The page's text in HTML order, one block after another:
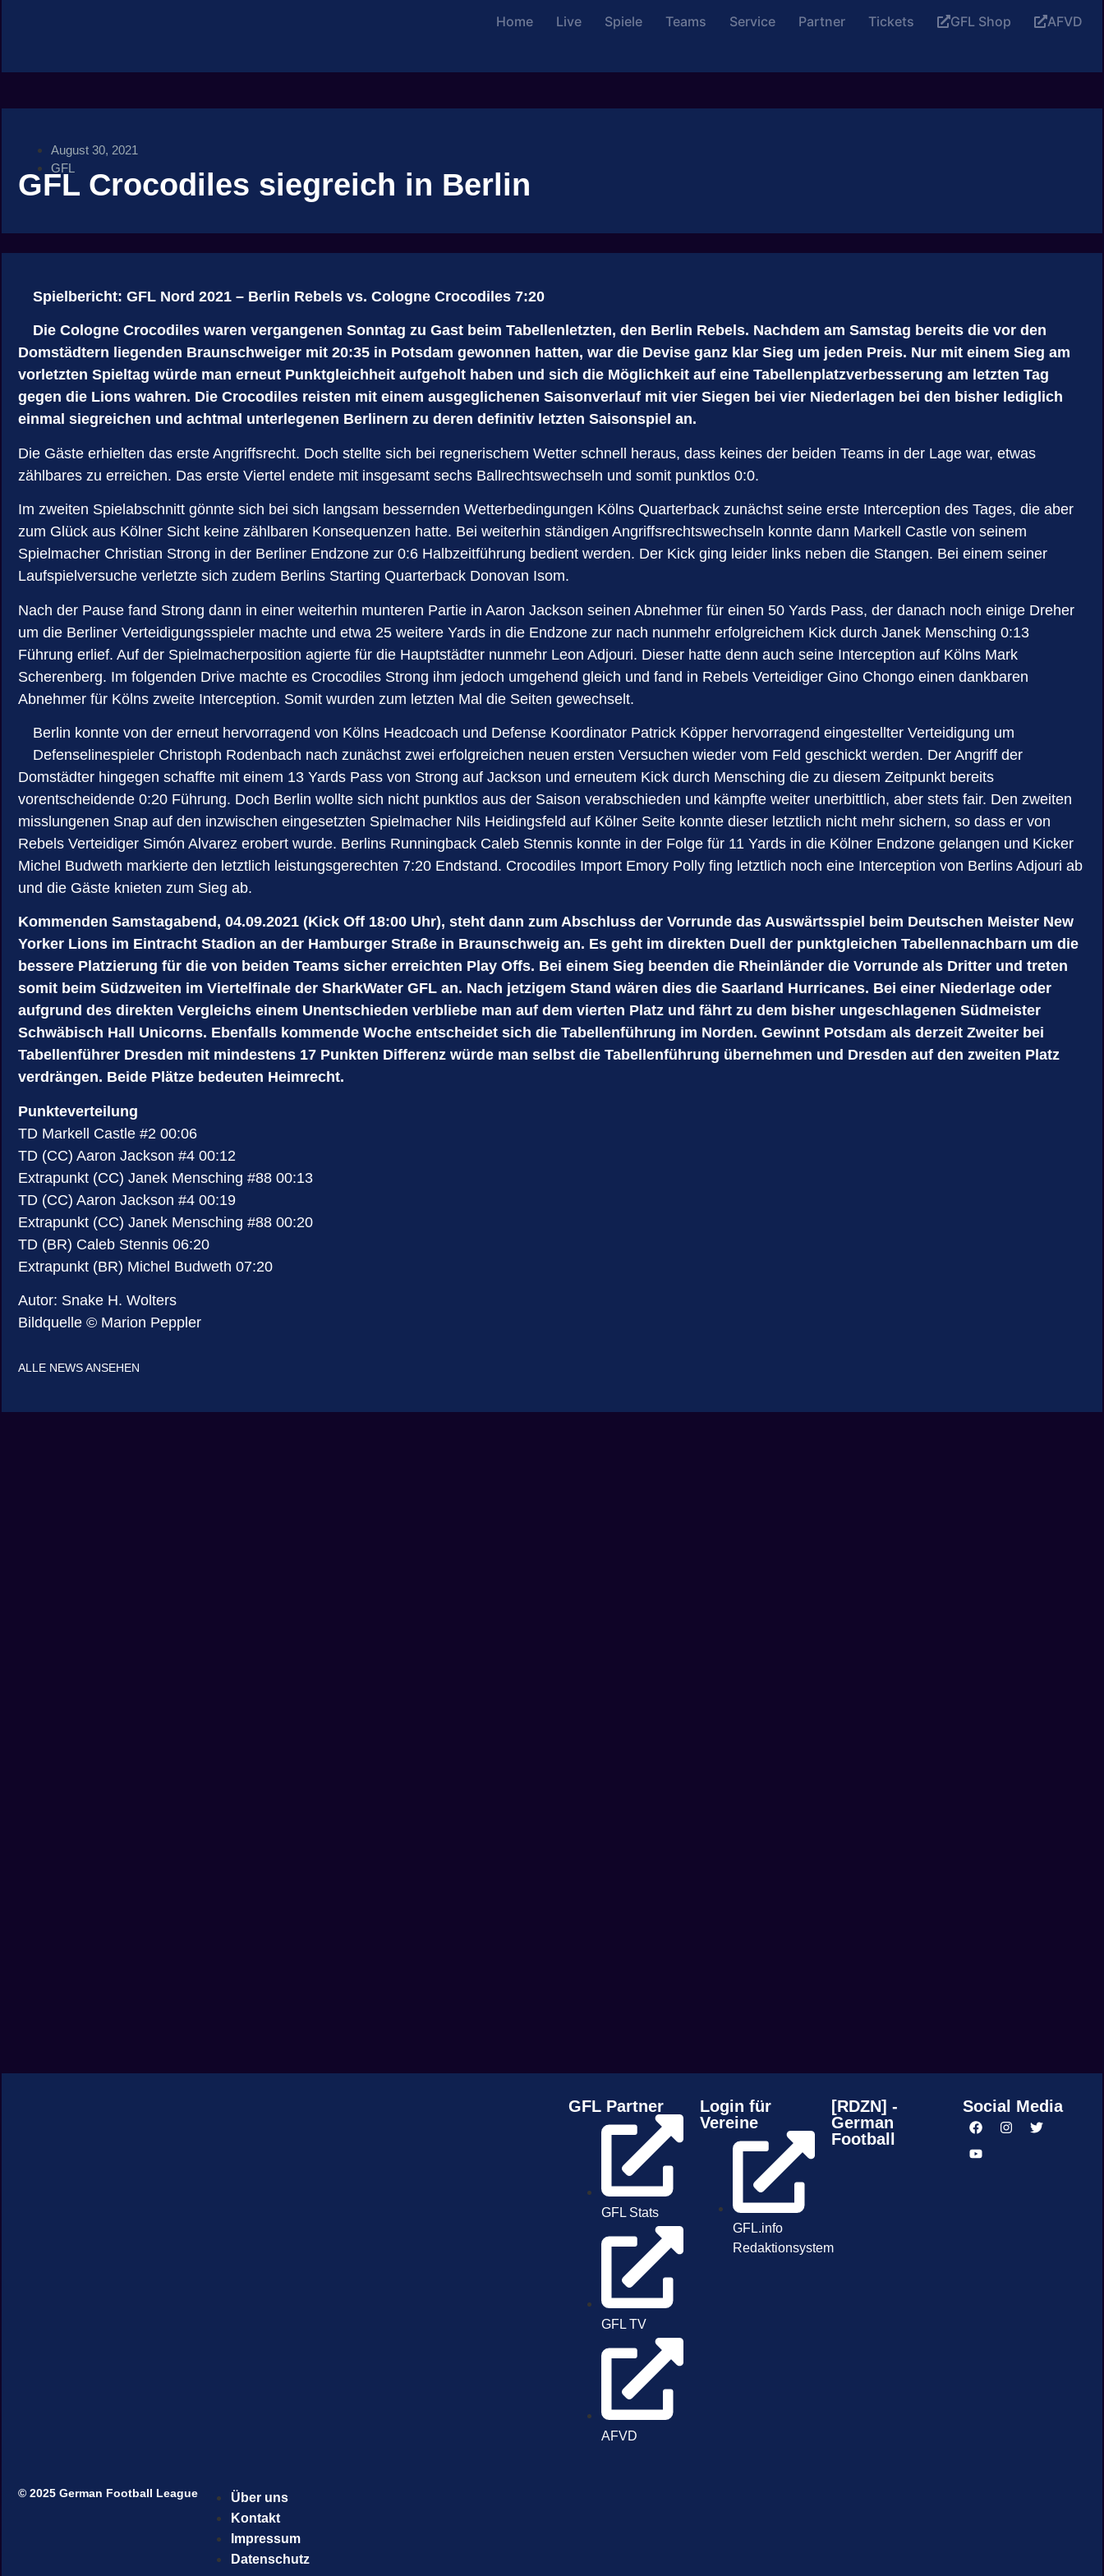
Home Live Spiele Teams Service Partner Tickets GFL Shop AFVD
August 30, 2021
GFL
GFL Crocodiles siegreich in Berlin
Spielbericht: GFL Nord 2021 – Berlin Rebels vs. Cologne Crocodiles 7:20
Die Cologne Crocodiles waren vergangenen Sonntag zu Gast beim Tabellenletzten, den Berlin Rebels. Nachdem am Samstag bereits die vor den
Domstädtern liegenden Braunschweiger mit 20:35 in Potsdam gewonnen hatten, war die Devise ganz klar Sieg um jeden Preis. Nur mit einem Sieg am
vorletzten Spieltag würde man erneut Punktgleichheit aufgeholt haben und sich die Möglichkeit auf eine Tabellenplatzverbesserung am letzten Tag
gegen die Lions wahren. Die Crocodiles reisten mit einem ausgeglichenen Saisonverlauf mit vier Siegen bei vier Niederlagen bei den bisher lediglich
einmal siegreichen und achtmal unterlegenen Berlinern zu deren definitiv letzten Saisonspiel an.
Die Gäste erhielten das erste Angriffsrecht. Doch stellte sich bei regnerischem Wetter schnell heraus, dass keines der beiden Teams in der Lage war, etwas
zählbares zu erreichen. Das erste Viertel endete mit insgesamt sechs Ballrechtswechseln und somit punktlos 0:0.
Im zweiten Spielabschnitt gönnte sich bei sich langsam bessernden Wetterbedingungen Kölns Quarterback zunächst seine erste Interception des Tages, die aber
zum Glück aus Kölner Sicht keine zählbaren Konsequenzen hatte. Bei weiterhin ständigen Angriffsrechtswechseln konnte dann Markell Castle von seinem
Spielmacher Christian Strong in der Berliner Endzone zur 0:6 Halbzeitführung bedient werden. Der Kick ging leider links neben die Stangen. Bei einem seiner
Laufspielversuche verletzte sich zudem Berlins Starting Quarterback Donovan Isom.
Nach der Pause fand Strong dann in einer weiterhin munteren Partie in Aaron Jackson seinen Abnehmer für einen 50 Yards Pass, der danach noch einige Dreher
um die Berliner Verteidigungsspieler machte und etwa 25 weitere Yards in die Endzone zur nach nunmehr erfolgreichem Kick durch Janek Mensching 0:13
Führung erlief. Auf der Spielmacherposition agierte für die Hauptstädter nunmehr Leon Adjouri. Dieser hatte denn auch seine Interception auf Kölns Mark
Scherenberg. Im folgenden Drive machte es Crocodiles Strong ihm jedoch umgehend gleich und fand in Rebels Verteidiger Gino Chongo einen dankbaren
Abnehmer für Kölns zweite Interception. Somit wurden zum letzten Mal die Seiten gewechselt.
Berlin konnte von der erneut hervorragend von Kölns Headcoach und Defense Koordinator Patrick Köpper hervorragend eingestellter Verteidigung um
Defenselinespieler Christoph Rodenbach nach zunächst zwei erfolgreichen neuen ersten Versuchen wieder vom Feld geschickt werden. Der Angriff der
Domstädter hingegen schaffte mit einem 13 Yards Pass von Strong auf Jackson und erneutem Kick durch Mensching die zu diesem Zeitpunkt bereits
vorentscheidende 0:20 Führung. Doch Berlin wollte sich nicht punktlos aus der Saison verabschieden und kämpfte weiter unerbittlich, aber stets fair. Den zweiten
misslungenen Snap auf den inzwischen eingesetzten Spielmacher Nils Heidingsfeld auf Kölner Seite konnte dieser letztlich nicht mehr sichern, so dass er von
Rebels Verteidiger Simón Alvarez erobert wurde. Berlins Runningback Caleb Stennis konnte in der Folge für 11 Yards in die Kölner Endzone gelangen und Kicker
Michel Budweth markierte den letztlich leistungsgerechten 7:20 Endstand. Crocodiles Import Emory Polly fing letztlich noch eine Interception von Berlins Adjouri ab
und die Gäste knieten zum Sieg ab.
Kommenden Samstagabend, 04.09.2021 (Kick Off 18:00 Uhr), steht dann zum Abschluss der Vorrunde das Auswärtsspiel beim Deutschen Meister New
Yorker Lions im Eintracht Stadion an der Hamburger Straße in Braunschweig an. Es geht im direkten Duell der punktgleichen Tabellennachbarn um die
bessere Platzierung für die von beiden Teams sicher erreichten Play Offs. Bei einem Sieg beenden die Rheinländer die Vorrunde als Dritter und treten
somit beim Südzweiten im Viertelfinale der SharkWater GFL an. Nach jetzigem Stand wären dies die Saarland Hurricanes. Bei einer Niederlage oder
aufgrund des direkten Vergleichs einem Unentschieden verbliebe man auf dem vierten Platz und fährt zu dem bisher ungeschlagenen Südmeister
Schwäbisch Hall Unicorns. Ebenfalls kommende Woche entscheidet sich die Tabellenführung im Norden. Gewinnt Potsdam als derzeit Zweiter bei
Tabellenführer Dresden mit mindestens 17 Punkten Differenz würde man selbst die Tabellenführung übernehmen und Dresden auf den zweiten Platz
verdrängen. Beide Plätze bedeuten Heimrecht.
Punkteverteilung
TD Markell Castle #2 00:06
TD (CC) Aaron Jackson #4 00:12
Extrapunkt (CC) Janek Mensching #88 00:13
TD (CC) Aaron Jackson #4 00:19
Extrapunkt (CC) Janek Mensching #88 00:20
TD (BR) Caleb Stennis 06:20
Extrapunkt (BR) Michel Budweth 07:20
Autor: Snake H. Wolters
Bildquelle © Marion Peppler
ALLE NEWS ANSEHEN
GFL Partner
GFL Stats
GFL TV
AFVD
Login für
Vereine
GFL.info
Redaktionsystem
[RDZN] -
German
Football
Social Media
© 2025 German Football League
Über uns
Kontakt
Impressum
Datenschutz